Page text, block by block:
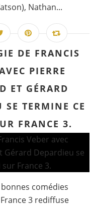
Nathan...
DE FRANCIS
PIERRE
ET GÉRARD
SE TERMINE CE
FRANCE 3.
comédies
3 rediffuse